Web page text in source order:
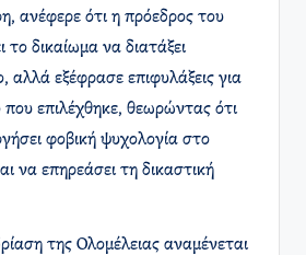
ανέφερε ότι η πρόεδρος του
το δικαίωμα να διατάξει
αλλά εξέφρασε επιφυλάξεις για
που επιλέχθηκε, θεωρώντας ότι
φοβική ψυχολογία στο
να επηρεάσει τη δικαστική
της Ολομέλειας αναμένεται